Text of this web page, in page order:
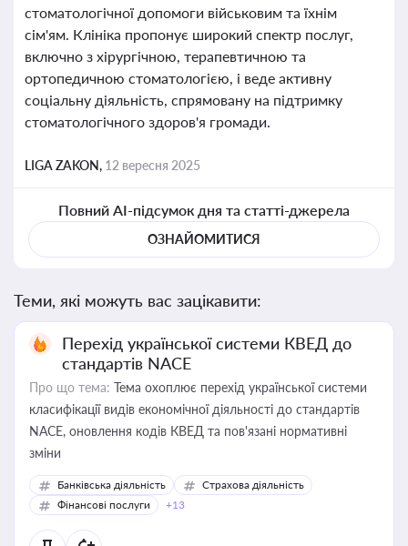
стоматологічної допомоги військовим та їхнім
сім'ям. Клініка пропонує широкий спектр послуг,
включно з хірургічною, терапевтичною та
ортопедичною стоматологією, і веде активну
соціальну діяльність, спрямовану на підтримку
стоматологічного здоров'я громади.
LIGA ZAKON, 12 вересня 2025
Повний AI-підсумок дня та статті-джерела
ОЗНАЙОМИТИСЯ
Теми, які можуть вас зацікавити:
Перехід української системи КВЕД до
стандартів NACE
Про що тема: Тема охоплює перехід української системи
класифікації видів економічної діяльності до стандартів
NACE, оновлення кодів КВЕД та пов'язані нормативні
зміни
Банківська діяльність
Страхова діяльність
Фінансові послуги
+13